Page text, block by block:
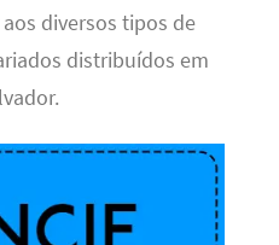
diversos tipos de
distribuídos em